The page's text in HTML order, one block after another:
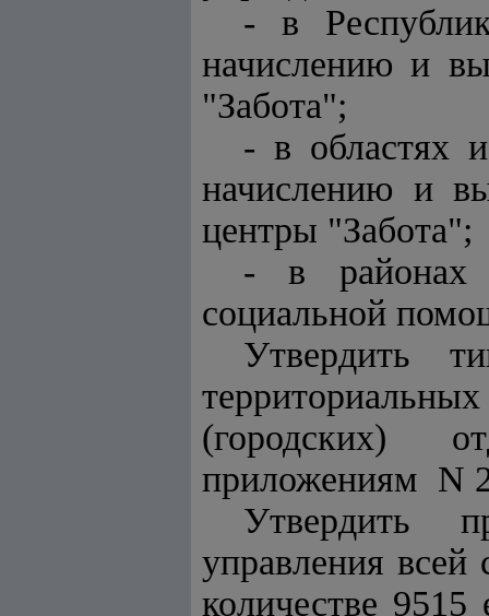
- в
начислению и
"Забота";
- в областях
начислению и
центры "Забота";
- в районах
социальной
Утвердить
(городских)
приложениям N
Утвердить
управления всей
количестве